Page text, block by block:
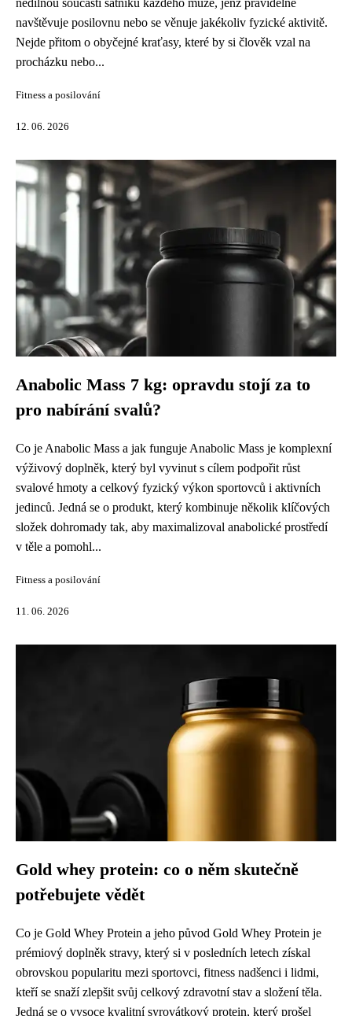
nedílnou součástí šatníku každého muže, jenž pravidelně
navštěvuje posilovnu nebo se věnuje jakékoliv fyzické aktivitě.
Nejde přitom o obyčejné kraťasy, které by si člověk vzal na
procházku nebo...
Fitness a posilování
12. 06. 2026
Anabolic Mass 7 kg: opravdu stojí za to
pro nabírání svalů?
Co je Anabolic Mass a jak funguje Anabolic Mass je komplexní
výživový doplněk, který byl vyvinut s cílem podpořit růst
svalové hmoty a celkový fyzický výkon sportovců i aktivních
jedinců. Jedná se o produkt, který kombinuje několik klíčových
složek dohromady tak, aby maximalizoval anabolické prostředí
v těle a pomohl...
Fitness a posilování
11. 06. 2026
Gold whey protein: co o něm skutečně
potřebujete vědět
Co je Gold Whey Protein a jeho původ Gold Whey Protein je
prémiový doplněk stravy, který si v posledních letech získal
obrovskou popularitu mezi sportovci, fitness nadšenci i lidmi,
kteří se snaží zlepšit svůj celkový zdravotní stav a složení těla.
Jedná se o vysoce kvalitní syrovátkový protein, který prošel